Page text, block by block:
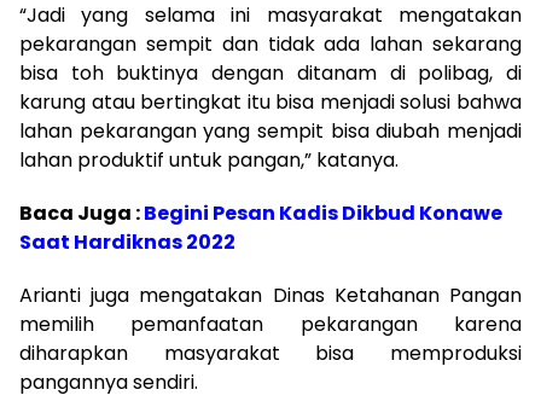
“Jadi yang selama ini masyarakat mengatakan
pekarangan sempit dan tidak ada lahan sekarang
bisa toh buktinya dengan ditanam di polibag, di
karung atau bertingkat itu bisa menjadi solusi bahwa
lahan pekarangan yang sempit bisa diubah menjadi
lahan produktif untuk pangan,” katanya.
Baca Juga :Begini Pesan Kadis Dikbud Konawe
Saat Hardiknas 2022
Arianti juga mengatakan Dinas Ketahanan Pangan
memilih pemanfaatan pekarangan karena
diharapkan masyarakat bisa memproduksi
pangannya sendiri.